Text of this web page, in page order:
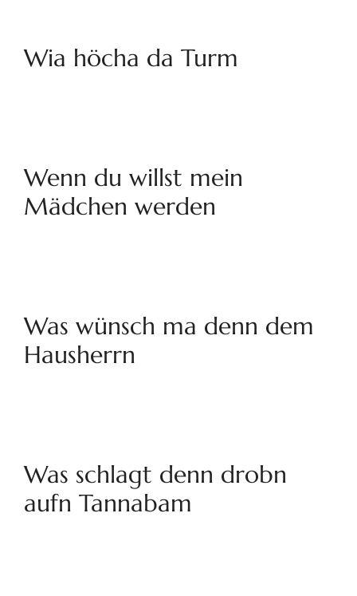
Wia höcha da Turm
Wenn du willst mein
Mädchen werden
Was wünsch ma denn dem
Hausherrn
Was schlagt denn drobn
aufn Tannabam